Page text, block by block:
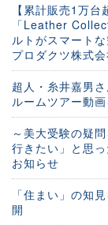
【累計販売1万
「Leather
ルトがスマート
プロダクツ株式会
超人・糸井嘉男
ルームツアー動
～美大受験の疑
行きたい」と思
お知らせ
「住まい」の知
開